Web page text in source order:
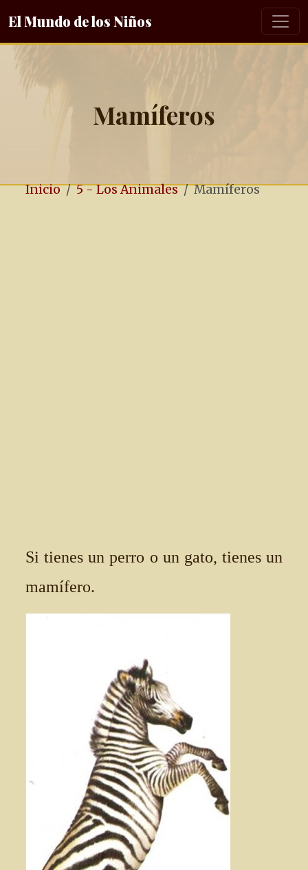
El Mundo de los Niños
Mamíferos
Inicio 5 - Los Animales Mamíferos
Si tienes un perro o un gato, tienes un
mamífero.